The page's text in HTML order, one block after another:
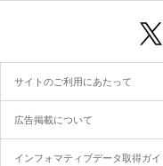
サイトのご利用にあたって
広告掲載について
インフォマティブデータ取得ガイ